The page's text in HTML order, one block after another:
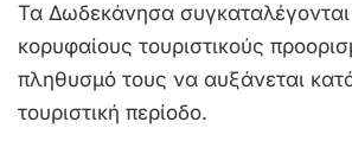
Τα Δωδεκάνησα
κορυφαίους τουριστικούς
πληθυσμό τους να αυξάνεται
τουριστική περίοδο.